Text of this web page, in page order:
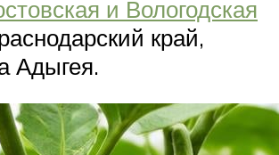
и Вологодская
край,
Адыгея.